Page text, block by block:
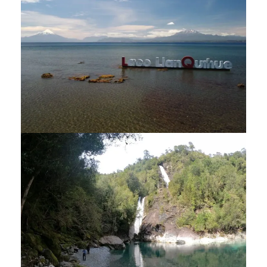
DE RIO BLANCO
$ 30.000
5 hrs
VUELTA AL LAGO LLANQUIHUE
$ 42.000 $ 35.000
9 hrs